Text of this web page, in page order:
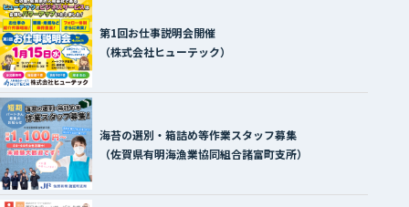
第1回お仕事説明会開催
（株式会社ヒューテック）
海苔の選別・箱詰め等作業スタッフ募集
（佐賀県有明海漁業協同組合諸富町支所）